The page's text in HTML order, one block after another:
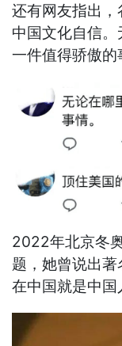
还有网友指出
中国文化自信
一件值得骄傲的
2022年北京冬
题，她曾说出著
在中国就是中国